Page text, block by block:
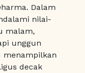
Dalam
nilai-
malam,
unggun
menampilkan
decak